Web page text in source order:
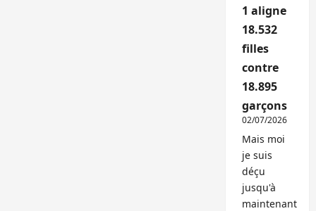
1 aligne
18.532
filles
contre
18.895
garçons
02/07/2026
Mais moi
je suis
déçu
jusqu'à
maintenant